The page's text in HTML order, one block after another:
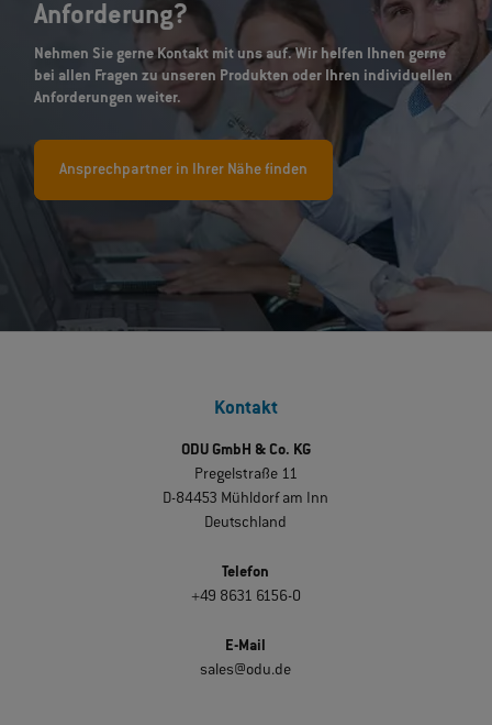
Anforderung?
Nehmen Sie gerne Kontakt mit uns auf. Wir helfen Ihnen gerne
bei allen Fragen zu unseren Produkten oder Ihren individuellen
Anforderungen weiter.
Ansprechpartner in Ihrer Nähe finden
Kontakt
ODU GmbH & Co. KG
Pregelstraße 11
D-84453 Mühldorf am Inn
Deutschland
Telefon
+49 8631 6156-0
E-Mail
sales@odu.de